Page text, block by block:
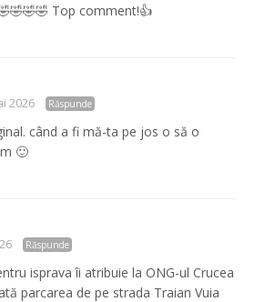
Top comment!👍
2026 Răspunde
când a fi mă-ta pe jos o să o
🙂
Răspunde
isprava îi atribuie la ONG-ul Crucea
parcarea de pe strada Traian Vuia